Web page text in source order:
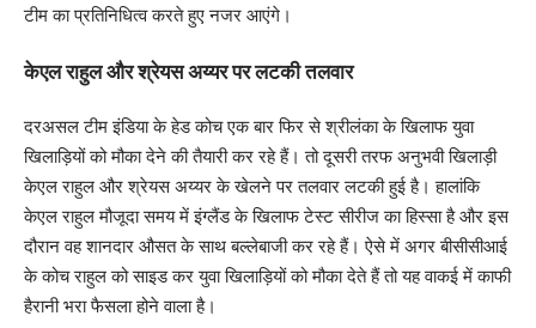
टीम का प्रतिनिधित्व करते हुए नजर आएंगे।
केएल राहुल और श्रेयस अय्यर पर लटकी तलवार
दरअसल टीम इंडिया के हेड कोच एक बार फिर से श्रीलंका के खिलाफ युवा
खिलाड़ियों को मौका देने की तैयारी कर रहे हैं। तो दूसरी तरफ अनुभवी खिलाड़ी
केएल राहुल और श्रेयस अय्यर के खेलने पर तलवार लटकी हुई है। हालांकि
केएल राहुल मौजूदा समय में इंग्लैंड के खिलाफ टेस्ट सीरीज का हिस्सा है और इस
दौरान वह शानदार औसत के साथ बल्लेबाजी कर रहे हैं। ऐसे में अगर बीसीसीआई
के कोच राहुल को साइड कर युवा खिलाड़ियों को मौका देते हैं तो यह वाकई में काफी
हैरानी भरा फैसला होने वाला है।